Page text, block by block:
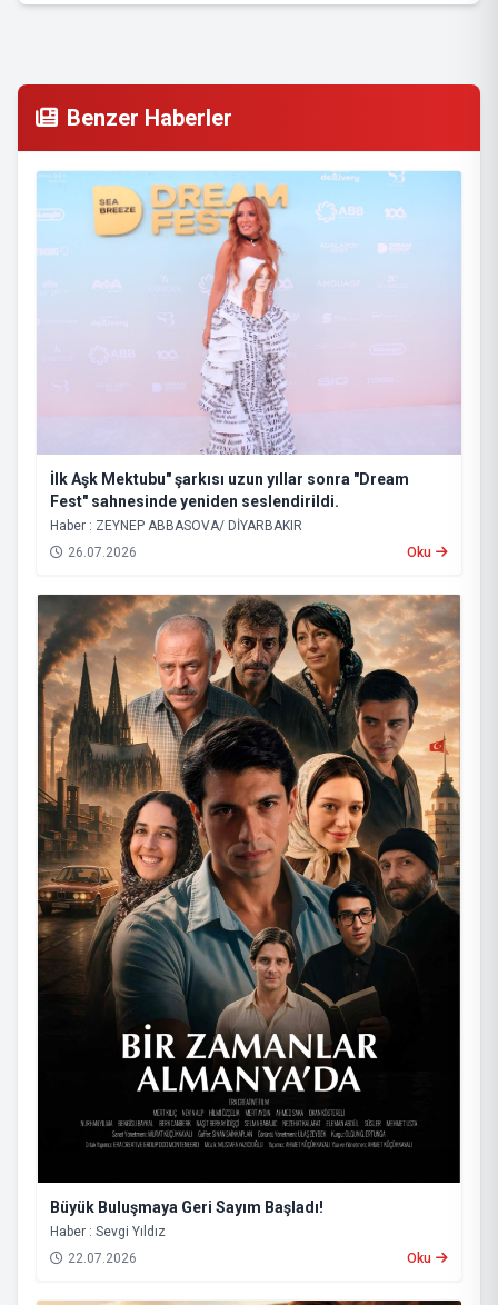
Benzer Haberler
İlk Aşk Mektubu" şarkısı uzun yıllar sonra "Dream
Fest" sahnesinde yeniden seslendirildi.
Haber : ZEYNEP ABBASOVA/ DİYARBAKIR
26.07.2026
Oku
Büyük Buluşmaya Geri Sayım Başladı!
Haber : Sevgi Yıldız
22.07.2026
Oku